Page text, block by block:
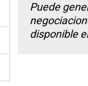
Puede
disponible